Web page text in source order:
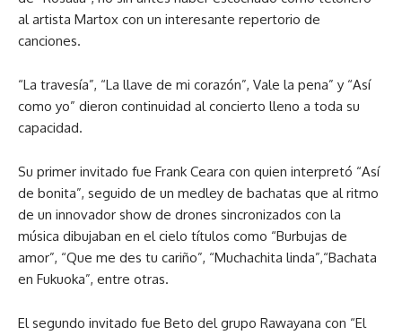
al artista Martox con un interesante repertorio de
canciones.
“La travesía”, “La llave de mi corazón”, Vale la pena” y “Así
como yo” dieron continuidad al concierto lleno a toda su
capacidad.
Su primer invitado fue Frank Ceara con quien interpretó “Así
de bonita”, seguido de un medley de bachatas que al ritmo
de un innovador show de drones sincronizados con la
música dibujaban en el cielo títulos como “Burbujas de
amor”, “Que me des tu cariño”, “Muchachita linda”,“Bachata
en Fukuoka”, entre otras.
El segundo invitado fue Beto del grupo Rawayana con “El